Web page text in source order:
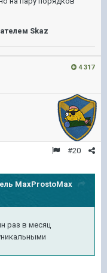
Skaz
4 317
#20
MaxProstoMax
раз в месяц